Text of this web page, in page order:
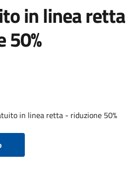
in linea retta
50%
in linea retta - riduzione 50%